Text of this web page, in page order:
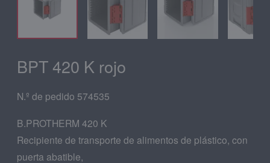
BPT 420 K rojo
N.º de pedido 574535
B.PROTHERM 420 K
Recipiente de transporte de alimentos de plástico, con
puerta abatible,